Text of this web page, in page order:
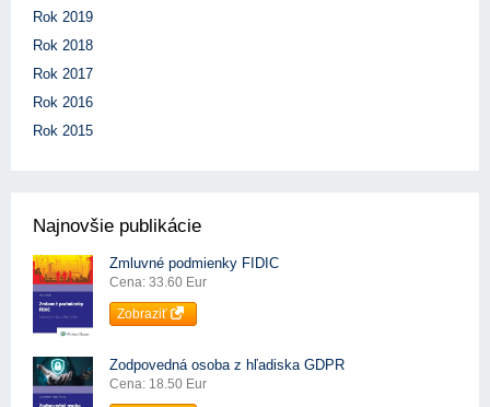
Rok 2019
Rok 2018
Rok 2017
Rok 2016
Rok 2015
Najnovšie publikácie
Zmluvné podmienky FIDIC
Cena: 33.60 Eur
Zobraziť
Zodpovedná osoba z hľadiska GDPR
Cena: 18.50 Eur